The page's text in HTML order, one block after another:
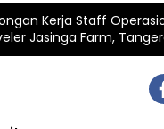
Kerja Staff
Jasinga Farm,